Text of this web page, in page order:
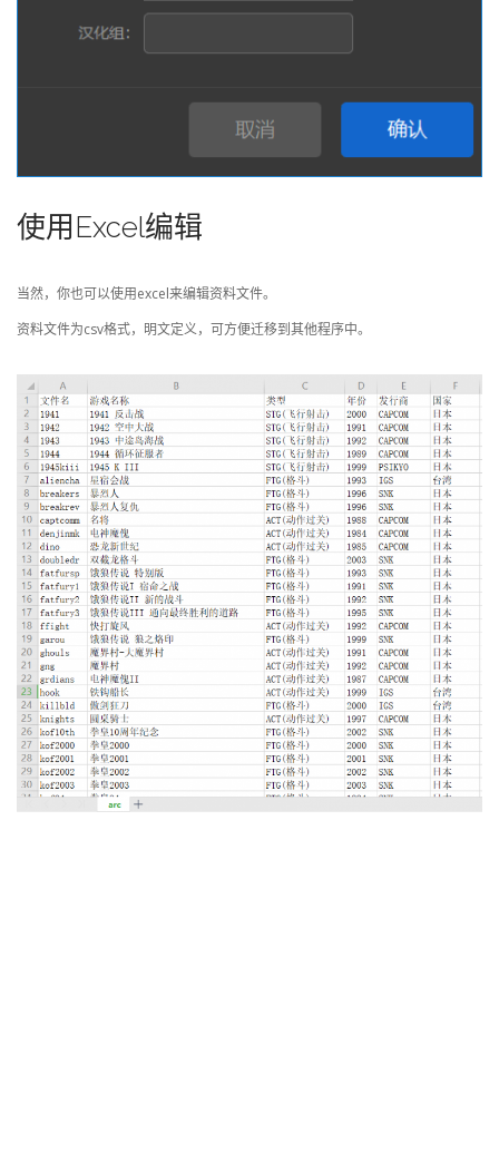
使用Excel编辑
当然，你也可以使用excel来编辑资料文件。
资料文件为csv格式，明文定义，可方便迁移到其他程序中。